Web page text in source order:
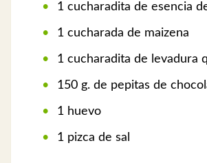
1 cucharadita de esencia
1 cucharada de maizena
1 cucharadita de levadura
150 g. de pepitas de
1 huevo
1 pizca de sal